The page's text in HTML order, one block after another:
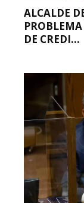
ALCALDE
DE CREDI...